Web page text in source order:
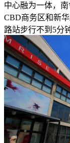
中心融为一体，
CBD商务区和新
路站步行不到5分